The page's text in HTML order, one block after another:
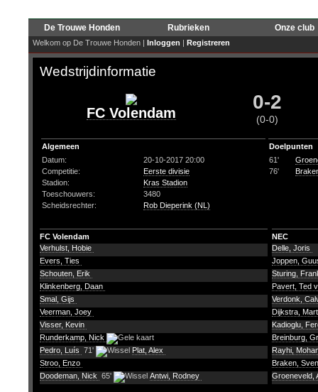
De Trouwe Honden Rubrieken Onze club
Welkom op De Trouwe Honden | Inloggen | Registreren
Wedstrijdinformatie
FC Volendam 0-2
(0-0)
Algemeen
Datum:
20-10-2017 20:00
Competitie:
Eerste divisie
Stadion:
Kras Stadion
Toeschouwers:
3480
Scheidsrechter:
Rob Dieperink (NL)
Doelpunten
61'
76'
FC Volendam
NEC
Verhulst, Hobie
Evers, Ties
Schouten, Erik
Klinkenberg, Daan
Smal, Gijs
Veerman, Joey
Visser, Kevin
Runderkamp, Nick
Pedro, Luís 71'
Plat, Alex
Stroo, Enzo
Doodeman, Nick 65' Antwi, Rodney
Delle, Joris
Joppen,
Sturing,
Pavert, Ted
Verdonk,
Dijkstra,
Kadioglu,
Breinburg,
Rayhi,
Braken,
Groeneveld,